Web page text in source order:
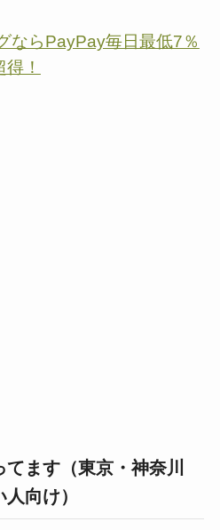
ならPayPay毎日最低7％
！
ます（東京・神奈川
向け）